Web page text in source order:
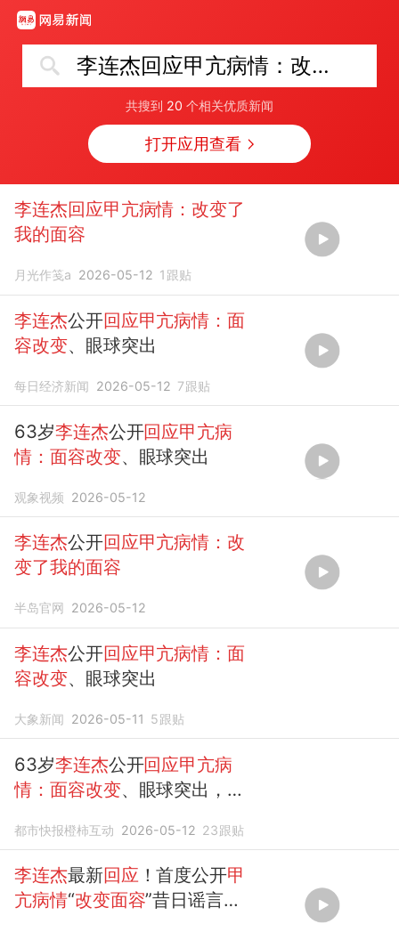
李连杰回应甲亢病情：改变了我的面容
共搜到 20 个相关优质新闻
打开应用查看
李连杰回应甲亢病情：改变了
我的面容
月光作笺a 2026-05-12 1 跟贴
李连杰公开回应甲亢病情：面
容改变、眼球突出
每日经济新闻 2026-05-12 7跟贴
63岁李连杰公开回应甲亢病
情：面容改变、眼球突出
观象视频 2026-05-12
李连杰公开回应甲亢病情：改
变了我的面容
半岛官网 2026-05-12
李连杰公开回应甲亢病情：面
容改变、眼球突出
大象新闻 2026-05-11 5跟贴
63岁李连杰公开回应甲亢病
情：面容改变、眼球突出， 我
人想看到我的 样子……
都市快报橙柿互动 2026-05-12 23跟贴
李连杰最新回应 ！首度公开甲
亢病情“改变面容”昔日谣言翻